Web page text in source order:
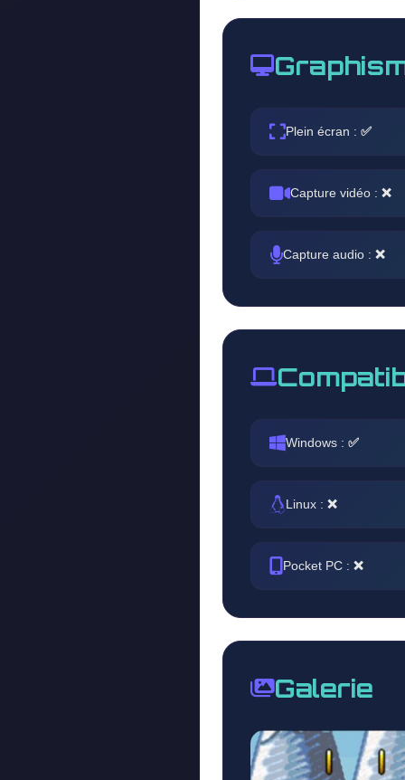
Plein écran : ✅
Capture vidéo : ❌
Capture audio : ❌
Windows : ✅
Linux : ❌
Pocket PC : ❌
Galerie